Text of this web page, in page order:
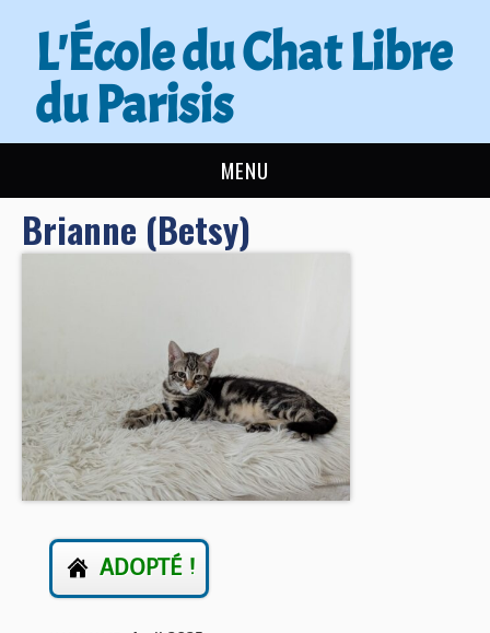
L'École du Chat Libre
du Parisis
MENU
L’ÉCOLE DU CHAT
NOUS AIDER
CONTACT
BOUTIQUE
FORUM
Brianne (Betsy)
ADOPTÉ !